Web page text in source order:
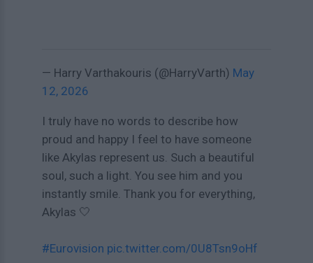
— Harry Varthakouris (@HarryVarth) May
12, 2026
I truly have no words to describe how
proud and happy I feel to have someone
like Akylas represent us. Such a beautiful
soul, such a light. You see him and you
instantly smile. Thank you for everything,
Akylas 🤍
#Eurovision pic.twitter.com/0U8Tsn9oHf